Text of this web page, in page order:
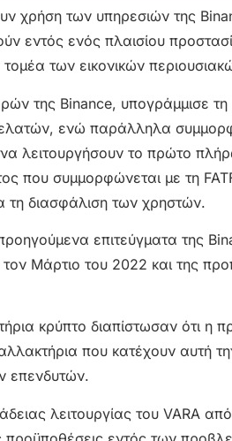
χρήση των υπηρεσιών της
εντός ενός πλαισίου
των εικονικών
της Binance, υπογράμμισε τη
ενώ παράλληλα
λειτουργήσουν το πρώτο
που συμμορφώνεται με τη
τη διασφάλιση των χρηστών.
επιτεύγματα της
Μάρτιο του 2022 και της
κρύπτο διαπίστωσαν ότι η
που κατέχουν αυτή
επενδυτών.
λειτουργίας του VARA